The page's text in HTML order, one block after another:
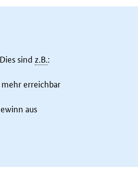
sind z.B.:
erreichbar
aus